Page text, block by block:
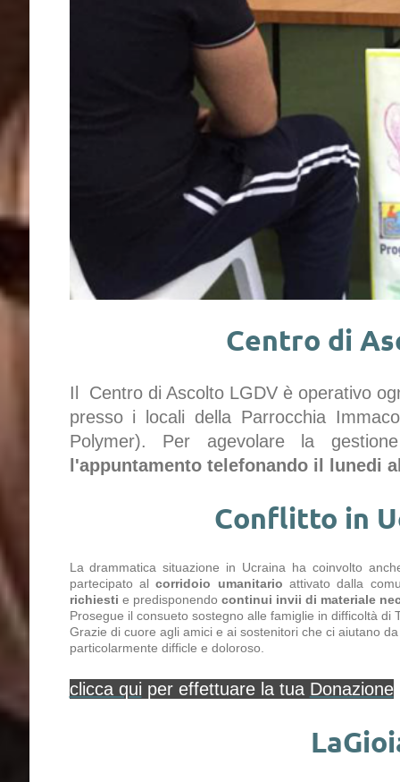
Centro di
Il Centro di Ascolto LGDV è operativo
presso i locali della Parrocchia
Polymer). Per agevolare la
l'appuntamento telefonando il lunedi
Conflitto in
La drammatica situazione in Ucraina ha coinvolto
partecipato alcorridoio umanitario attivato dalla
richiesti e predisponendo continui invii di materiale
Prosegue il consueto sostegno alle famiglie in difficoltà
Grazie di cuore agli amici e ai sostenitori che ci aiutano
particolarmente difficle e doloroso.
clicca qui per effettuare la tua Donazione